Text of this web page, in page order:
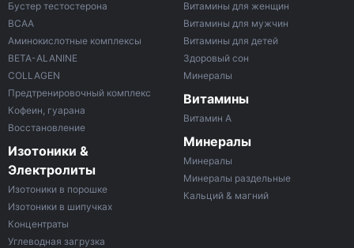
Бустер тестостерона
ВСАА
Аминокислотные комплексы
BETA-ALANINE
COLLAGEN
Предтренировочный комплекс
Кофеин, гуарана
Восстановление
Изотоники &
Электролиты
Изотоники в порошке
Изотоники в шипучках
Концентраты
Углеводная загрузка
Витамины для женщин
Витамины для мужчин
Витамины для детей
Здоровый сон
Минералы
Витамины
Витамин A
Минералы
Минералы
Минералы раздельные
Кальций & магний